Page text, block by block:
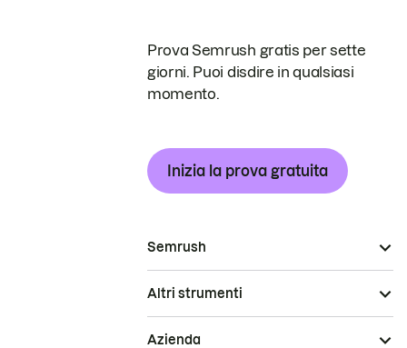
Prova Semrush gratis per sette
giorni. Puoi disdire in qualsiasi
momento.
Inizia la prova gratuita
Semrush
Altri strumenti
Azienda